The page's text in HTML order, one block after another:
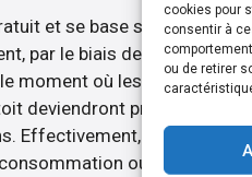
cookies pour
consentir à
ou de retirer
et se base sur la
par le biais de l’étude
moment où les travaux
deviendront profitables.
Effectivement, nous vous
ou